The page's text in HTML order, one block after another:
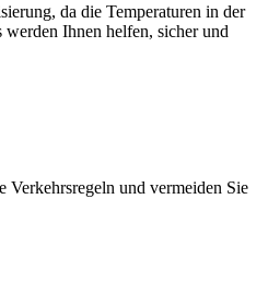
da die Temperaturen in der
Ihnen helfen, sicher und
und vermeiden Sie